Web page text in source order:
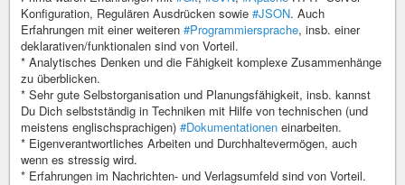
Konfiguration, Regulären Ausdrücken sowie #JSON. Auch
Erfahrungen mit einer weiteren #Programmiersprache, insb. einer
deklarativen/funktionalen sind von Vorteil.
* Analytisches Denken und die Fähigkeit komplexe Zusammenhänge
zu überblicken.
* Sehr gute Selbstorganisation und Planungsfähigkeit, insb. kannst
Du Dich selbstständig in Techniken mit Hilfe von technischen (und
meistens englischsprachigen) #Dokumentationen einarbeiten.
* Eigenverantwortliches Arbeiten und Durchhaltevermögen, auch
wenn es stressig wird.
* Erfahrungen im Nachrichten- und Verlagsumfeld sind von Vorteil.